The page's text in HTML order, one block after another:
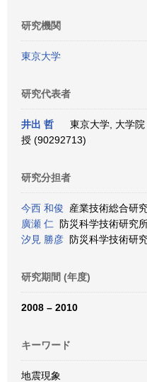
研究機関
東京大学
研究代表者
井出 哲
東京大学, 大学
授 (90292713)
研究分担者
今西 和俊 産業技術総合研
廣瀬 仁 防災科学技術研究
汐見 勝彦 防災科学技術研
研究期間 (年度)
2008 – 2010
キーワード
地震現象